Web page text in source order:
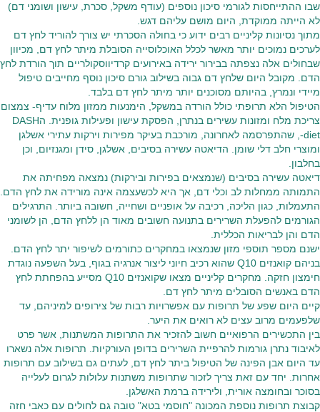
שבו ההתייחסות לגורמי סיכון נוספים (עודף משקל, סכרת, עישון ושומני דם)
לא הייתה ממוקדת, היום מושם עליהם דגש.
מתוך נסיונות קליניים רבים ידוע כי בחולה הסכרתי יש צורך להוריד לחץ דם
לערכים נמוכים יותר מאשר לכלל האוכלוסייה הסובלת מיתר לחץ דם, מכיוון
שבחולים אלה נצפתה בבירור ירידה באירועים קרדיווסקולריים תוך הורדת לחץ
הדם. מקובל היום שלחץ דם גבוה בשילוב גורם סיכון נוסף מחייבים טיפול
מיידי ונמרץ, בהיותם מסוכנים יותר מיתר לחץ דם בלבד.
הטיפול הלא תרופתי כולל הורדה במשקל, הימנעות ממזון מלוח עדיף- צמצום
צריכת מלח ומזונות עשירים בנתרן, הפסקת עישון ופעילות גופנית. הDASH
diet-, שהתפרסמה לאחרונה, מורכבת בעיקר מפירות וירקות עתירי אשלגן
ומוצרי חלב דלי שומן. הדיאטה עשירה בסיבים, אשלגן, סידן ומגנזיום, וכן
בחלבון.
דיאטה עשירה בסיבים (שנמצאים בפירות ובירקות) נמצאה מפחיתה את
התמותה ממחלות לב וכלי דם, אך היא לכשעצמה אינה מורידה את לחץ הדם.
התעמלות, כגון הליכה, רכיבה על אופניים ושחייה, חשובה ביותר. התרגילים
הגורמים להפעלת השרירים בתנועה חשובים מאוד הן ללחץ הדם, הן לשומני
הדם והן לבריאות הכללית.
ישנם מספר תוספי מזון שנמצאו במחקרים כתורמים לשיפור יתר לחץ הדם.
בניהם קואנזים Q10 שהוא רכיב חיוני ליצור אנרגיה בגוף, בעל השפעה נוגדת
חימצון חזקה. מחקרים קליניים מצאו שקואנזים Q10 מסייע בהפחתת לחץ
הדם באנשים הסובלים מיתר לחץ דם.
קיים היום שפע של תרופות עם אפשרויות רבות של צירופים למיניהם, עד
שלפעמים מרוב עצים לא רואים את היער.
בין התכשירים הרפואיים חשוב להזכיר את התרופות המשתנות, אשר פרט
לאיבוד נתרן גורמות להרפיית השרירים בדופן העורקיות. תרופות אלה נשארו
עד היום אבן הפינה של הטיפול ביתר לחץ דם, לעתים גם בשילוב עם תרופות
אחרות. יחד עם זאת צריך לזכור שתרופות משתנות עלולות לגרום לעלייה
בסוכר ובחומצה אורית, ולירידה ברמת האשלגן.
קבוצת תרופות נוספת המכונה "חוסמי בטא" טובה גם לחולים עם כאבי חזה